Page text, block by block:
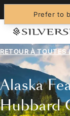
Prefer to
RETOUR À TOUTES
Alaska
Hubbard